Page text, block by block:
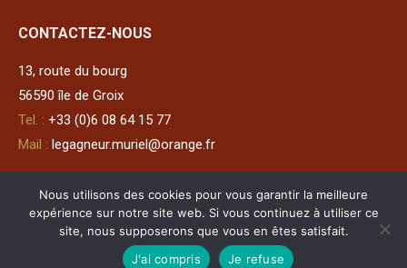
CONTACTEZ-NOUS
13, route du bourg
56590 île de Groix
Tel. : +33 (0)6 08 64 15 77
Mail : legagneur.muriel@orange.fr
Meuble new-yorkais signé Herter Bros
Nous utilisons des cookies pour vous garantir la meilleure
expérience sur notre site web. Si vous continuez à utiliser ce
site, nous supposerons que vous en êtes satisfait.
J'ai compris
Je refuse